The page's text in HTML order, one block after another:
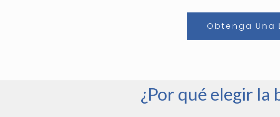
Obtenga Una
¿Por qué elegir la